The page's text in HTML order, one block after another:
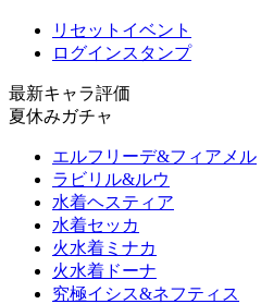
リセットイベント
ログインスタンプ
最新キャラ評価
夏休みガチャ
エルフリーデ&フィアメル
ラビリル&ルウ
水着ヘスティア
水着セッカ
火水着ミナカ
火水着ドーナ
究極イシス&ネフティス